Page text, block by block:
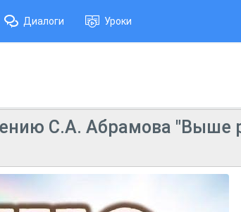
Диалоги Уроки
С.А. Абрамова "Выше